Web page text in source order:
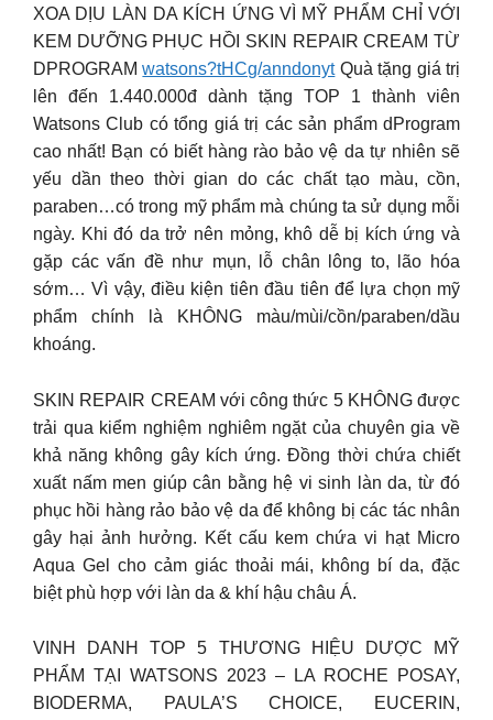
XOA DỊU LÀN DA KÍCH ỨNG VÌ MỸ PHẨM CHỈ VỚI
KEM DƯỠNG PHỤC HỒI SKIN REPAIR CREAM TỪ
DPROGRAMwatsons?tHCg/anndonytQuà tặng giá trị
lên đến 1.440.000đ dành tặng TOP 1 thành viên
Watsons Club có tổng giá trị các sản phẩm dProgram
cao nhất! Bạn có biết hàng rào bảo vệ da tự nhiên sẽ
yếu dần theo thời gian do các chất tạo màu, cồn,
paraben…có trong mỹ phẩm mà chúng ta sử dụng mỗi
ngày. Khi đó da trở nên mỏng, khô dễ bị kích ứng và
gặp các vấn đề như mụn, lỗ chân lông to, lão hóa
sớm… Vì vậy, điều kiện tiên đầu tiên để lựa chọn mỹ
phẩm chính là KHÔNG màu/mùi/cồn/paraben/dầu
khoáng.
SKIN REPAIR CREAM với công thức 5 KHÔNG được
trải qua kiểm nghiệm nghiêm ngặt của chuyên gia về
khả năng không gây kích ứng. Đồng thời chứa chiết
xuất nấm men giúp cân bằng hệ vi sinh làn da, từ đó
phục hồi hàng rảo bảo vệ da để không bị các tác nhân
gây hại ảnh hưởng. Kết cấu kem chứa vi hạt Micro
Aqua Gel cho cảm giác thoải mái, không bí da, đặc
biệt phù hợp với làn da & khí hậu châu Á.
VINH DANH TOP 5 THƯƠNG HIỆU DƯỢC MỸ
PHẨM TẠI WATSONS 2023 – LA ROCHE POSAY,
BIODERMA, PAULA’S CHOICE, EUCERIN,